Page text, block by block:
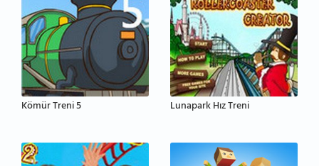
Kömür Treni 5 Lunapark Hız Treni